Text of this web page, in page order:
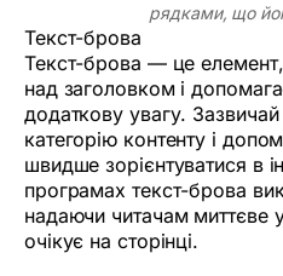
рядками, що
Текст-брова
Текст-брова — це
над заголовком і
додаткову увагу.
категорію контенту і
швидше зорієнтуватися в
програмах текст-брова
надаючи читачам миттєве
очікує на сторінці.